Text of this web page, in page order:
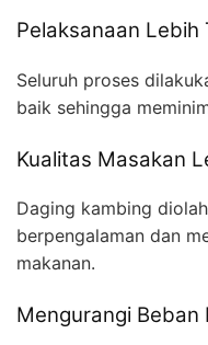
Pelaksanaan Lebih
Seluruh proses
baik sehingga
Kualitas Masakan
Daging kambing
berpengalaman dan
makanan.
Mengurangi Beban